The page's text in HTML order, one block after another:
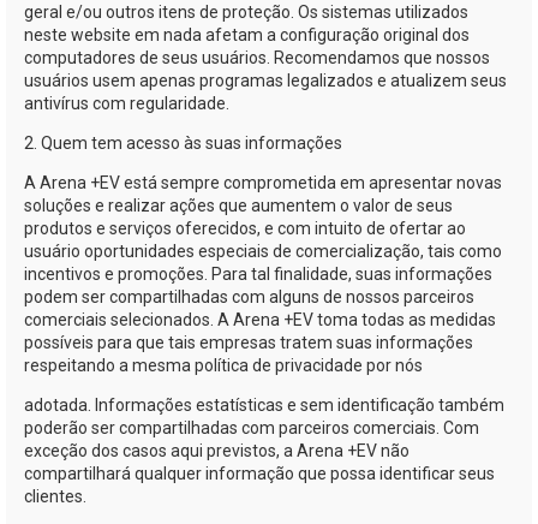
geral e/ou outros itens de proteção. Os sistemas utilizados
neste website em nada afetam a configuração original dos
computadores de seus usuários. Recomendamos que nossos
usuários usem apenas programas legalizados e atualizem seus
antivírus com regularidade.
2. Quem tem acesso às suas informações
A Arena +EVestá sempre comprometida em apresentar novas
soluções e realizar ações que aumentem o valor de seus
produtos e serviços oferecidos, e com intuito de ofertar ao
usuário oportunidades especiais de comercialização, tais como
incentivos e promoções. Para tal finalidade, suas informações
podem ser compartilhadas com alguns de nossos parceiros
comerciais selecionados. A Arena +EVtoma todas as medidas
possíveis para que tais empresas tratem suas informações
respeitando a mesma política de privacidade por nós
adotada. Informações estatísticas e sem identificação também
poderão ser compartilhadas com parceiros comerciais. Com
exceção dos casos aqui previstos, a Arena +EVnão
compartilhará qualquer informação que possa identificar seus
clientes.